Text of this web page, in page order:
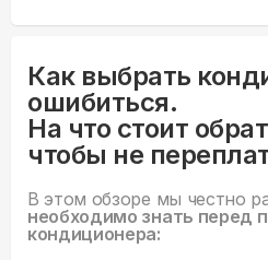
Как выбрать
ошибиться.
На что стоит
чтобы не
В этом обзоре мы честно
необходимо знать перед
кондиционера: